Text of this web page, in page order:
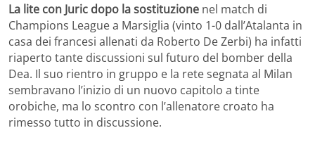
La lite con Juric dopo la sostituzione nel match di
Champions League a Marsiglia (vinto 1-0 dall’Atalanta in
casa dei francesi allenati da Roberto De Zerbi) ha infatti
riaperto tante discussioni sul futuro del bomber della
Dea. Il suo rientro in gruppo e la rete segnata al Milan
sembravano l’inizio di un nuovo capitolo a tinte
orobiche, ma lo scontro con l’allenatore croato ha
rimesso tutto in discussione.